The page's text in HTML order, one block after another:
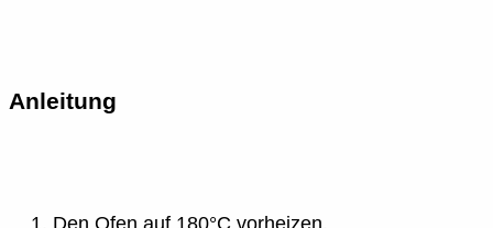
Anleitung